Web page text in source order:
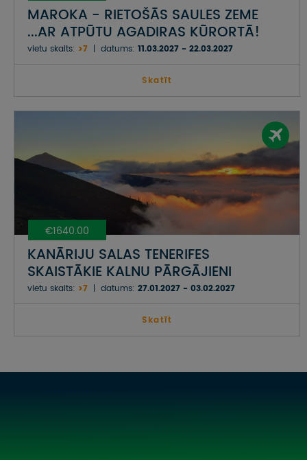
MAROKA - RIETOŠĀS SAULES ZEME
...AR ATPŪTU AGADIRAS KŪRORTĀ!
vietu skaits: >7 datums: 11.03.2027 - 22.03.2027
Skatīt
€1640.00
KANĀRIJU SALAS TENERIFES
SKAISTĀKIE KALNU PĀRGĀJIENI
vietu skaits: >7 datums: 27.01.2027 - 03.02.2027
Skatīt